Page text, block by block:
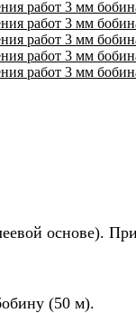
основе).
(50 м).